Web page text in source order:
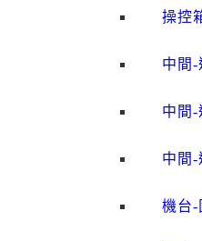
操控
中間-
中間-
中間-
機台-